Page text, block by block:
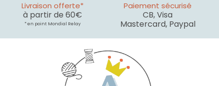
Livraison offerte*
à partir de 60€
* en point Mondial Relay
Paiement sécurisé
CB, Visa
Mastercard, Paypal